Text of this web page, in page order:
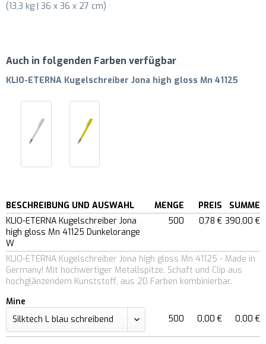
(13,3 kg | 36 x 36 x 27 cm)
Auch in folgenden Farben verfügbar
KLIO-ETERNA Kugelschreiber Jona high gloss Mn 41125
BESCHREIBUNG UND AUSWAHL MENGE PREIS
SUMME
KLIO-ETERNA Kugelschreiber Jona
high gloss Mn 41125 Dunkelorange
W
500 0,78 € 390,00 €
KLIO-ETERNA Kugelschreiber Jona high gloss Mn 41125 - Made in
Germany! Mit hochwertiger Metallspitze. Schaft und Clip aus
hochglänzendem Kunststoff, aus 20 Farben kombinierbar.
Mine
500
0,00 € 0,00 €